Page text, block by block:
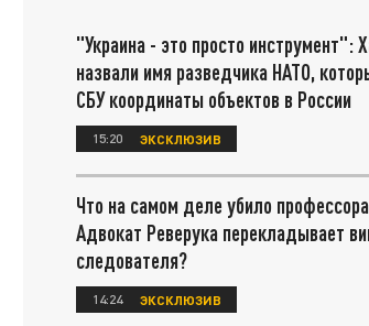
"Украина - это просто инструмент":
назвали имя разведчика НАТО,
СБУ координаты объектов в России
15:20 ЭКСКЛЮЗИВ
Что на самом деле убило
Адвокат Реверука перекладывает
следователя?
14:24 ЭКСКЛЮЗИВ